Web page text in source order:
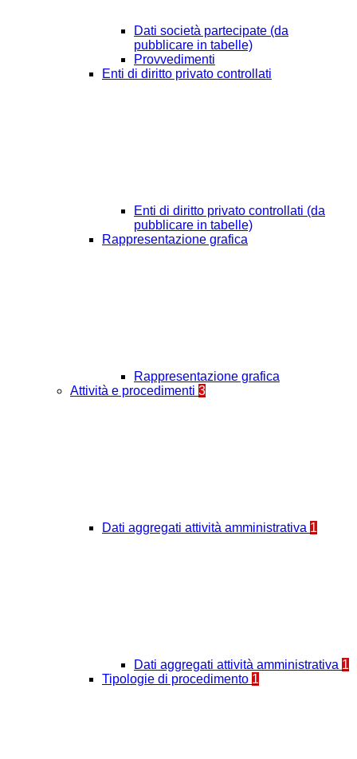
Dati società partecipate (da
pubblicare in tabelle)
Provvedimenti
Enti di diritto privato controllati
Enti di diritto privato controllati (da
pubblicare in tabelle)
Rappresentazione grafica
Rappresentazione grafica
Attività e procedimenti 3
Dati aggregati attività amministrativa 1
Dati aggregati attività amministrativa 1
Tipologie di procedimento 1